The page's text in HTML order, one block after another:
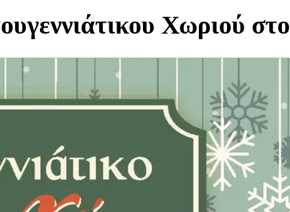
Χωριού